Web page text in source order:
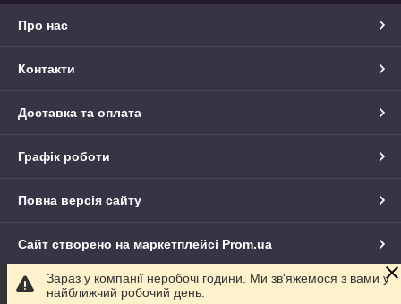
Про нас
Контакти
Доставка та оплата
Графік роботи
Повна версія сайту
Сайт створено на маркетплейсі Prom.ua
Політика конфіденційності
Зараз у компанії неробочі години. Ми зв'яжемося з вами у
найближчий робочий день.